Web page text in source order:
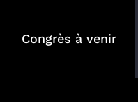
Congrès à venir